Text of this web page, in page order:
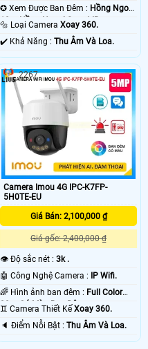
✪ Xem Được Ban Đêm : Hồng Ngoại
10m Hồng Ngoại Smart IR.
🔩 Loại CameraXoay 360.
️✔️ Khả Năng :Thu Âm Và Loa.
Camera Imou 4G IPC-K7FP-
5H0TE-EU
Giá Bán: 2,100,000 ₫
Giá gốc: 2,400,000 ₫
👁 Độ sắc nét :3k .
🤖️ Công Nghệ Camera : IP Wifi.
🌈 Hình ảnh ban đêm : Full Color
30m Có Màu Ban Ðêm.
♊ Camera Thiết KếXoay 360.
️🔈 Điểm Nỗi Bật :Thu Âm Và Loa.
2267